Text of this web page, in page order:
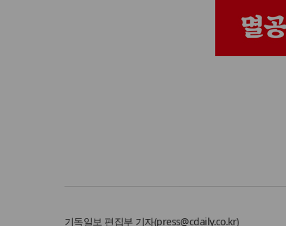
기독일보 편집부 기자(press@cdaily.co.kr)